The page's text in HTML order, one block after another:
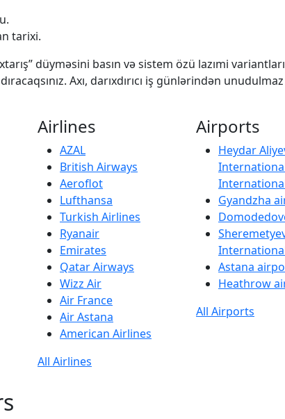
tarixi.
düyməsini basın və sistem özü lazımi
Axı, darıxdırıcı iş günlərindən
Airlines
AZAL
British Airways
Aeroflot
Lufthansa
Turkish Airlines
Ryanair
Emirates
Qatar Airways
Wizz Air
Air France
Air Astana
American Airlines
All Airlines
Airports
Heydar
Gyandzha
Astana
Heathrow
All Airports